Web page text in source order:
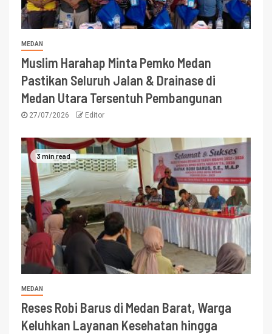
MEDAN
Muslim Harahap Minta Pemko Medan
Pastikan Seluruh Jalan & Drainase di
Medan Utara Tersentuh Pembangunan
27/07/2026 Editor
3 min read
MEDAN
Reses Robi Barus di Medan Barat, Warga
Keluhkan Layanan Kesehatan hingga